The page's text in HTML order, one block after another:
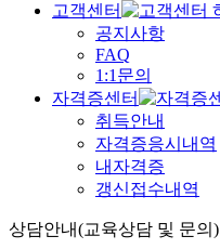
고객센터
공지사항
FAQ
1:1문의
자격증센터
취득안내
자격증응시내역
내자격증
갱신접수내역
상담안내(교육상담 및 문의)